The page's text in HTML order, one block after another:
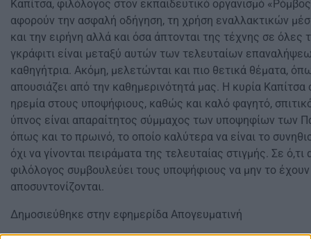
Καπίτσα, φιλόλογος στον εκπαιδευτικό οργανισµό
αφορούν την ασφαλή οδήγηση, τη χρήση εναλλακτικών
και την ειρήνη αλλά και όσα άπτονται της τέχνης σε όλες
γκράφιτι είναι µεταξύ αυτών των τελευταίων
καθηγήτρια. Ακόµη, µελετώνται και πιο θετικά θέµατα,
απουσιάζει από την καθηµερινότητά µας. Η κυρία Καπίτσα
ηρεµία στους υποψήφιους, καθώς και καλό φαγητό,
ύπνος είναι απαραίτητος σύµµαχος των υποψηφίων των
όπως και το πρωινό, το οποίο καλύτερα να είναι το
όχι να γίνονται πειράµατα της τελευταίας στιγµής. Σε
φιλόλογος συµβουλεύει τους υποψήφιους να µην το
αποσυντονίζονται.
Δημοσιεύθηκε στην εφημερίδα Απογευματινή